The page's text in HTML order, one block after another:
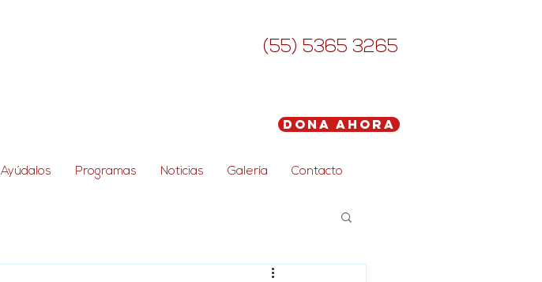
(55) 5365 3265
Dona Ahora
Ayúdalos Programas Noticias Galería Contacto